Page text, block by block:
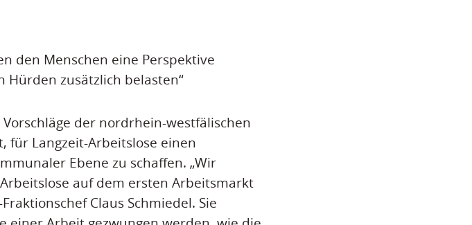
den Menschen eine Perspektive
zusätzlich belasten“
der nordrhein-westfälischen
für Langzeit-Arbeitslose einen
Ebene zu schaffen. „Wir
auf dem ersten Arbeitsmarkt
Claus Schmiedel. Sie